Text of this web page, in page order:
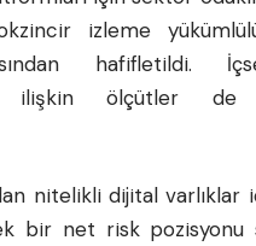
izleme
hafifletildi.
ilişkin ölçütler de
nitelikli dijital varlıklar
bir net risk pozisyonu